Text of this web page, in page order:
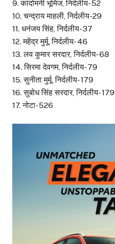
9. कांदोमनी भूमिज, निर्दलीय- 52
10. चन्द्राय माहली, निर्दलीय-29
11. धनंजय सिंह, निर्दलीय- 37
12. महेंद्र मुर्मू, निर्दलीय- 46
13. लव कुमार सरदार, निर्दलीय- 68
14. सिरमा देवगम, निर्दलीय- 79
15. सुनीता मुर्मू, निर्दलीय- 179
16. सुबोध सिंह सरदार, निर्दलीय- 179
17. नोटा- 526